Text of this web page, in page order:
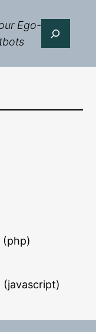
Ego-Search
(php)
(javascript)